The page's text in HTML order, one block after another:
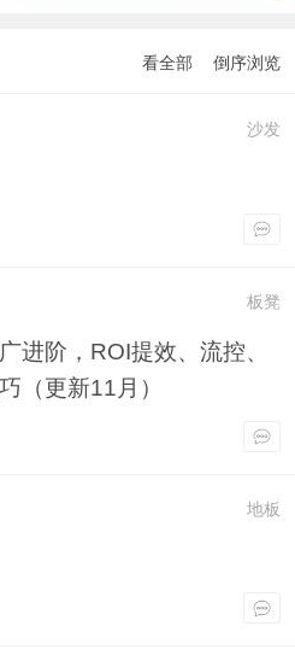
看全部 倒序浏览
沙发
板凳
进阶，ROI提效、流控、
（更新11月）
地板